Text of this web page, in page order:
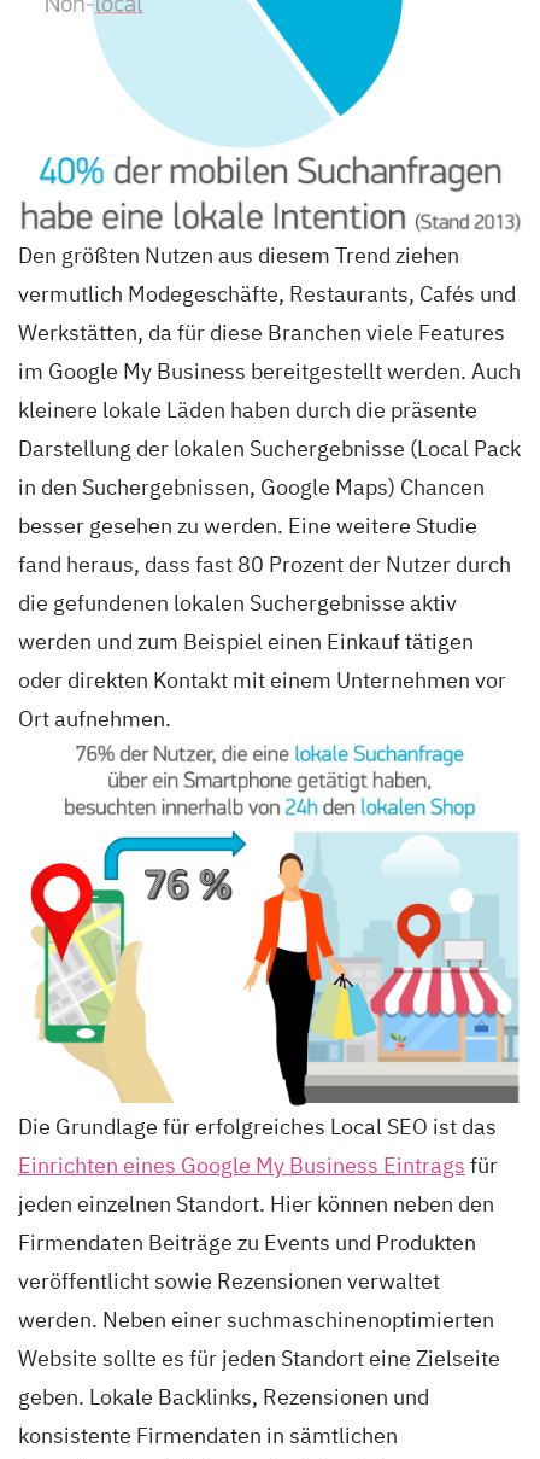
Den größten Nutzen aus diesem Trend ziehen
vermutlich Modegeschäfte, Restaurants, Cafés und
Werkstätten, da für diese Branchen viele Features
im Google My Business bereitgestellt werden. Auch
kleinere lokale Läden haben durch die präsente
Darstellung der lokalen Suchergebnisse (Local Pack
in den Suchergebnissen, Google Maps) Chancen
besser gesehen zu werden. Eine weitere Studie
fand heraus, dass fast 80 Prozent der Nutzer durch
die gefundenen lokalen Suchergebnisse aktiv
werden und zum Beispiel einen Einkauf tätigen
oder direkten Kontakt mit einem Unternehmen vor
Ort aufnehmen.
Die Grundlage für erfolgreiches Local SEO ist das
Einrichten eines Google My Business Eintrags für
jeden einzelnen Standort. Hier können neben den
Firmendaten Beiträge zu Events und Produkten
veröffentlicht sowie Rezensionen verwaltet
werden. Neben einer suchmaschinenoptimierten
Website sollte es für jeden Standort eine Zielseite
geben. Lokale Backlinks, Rezensionen und
konsistente Firmendaten in sämtlichen